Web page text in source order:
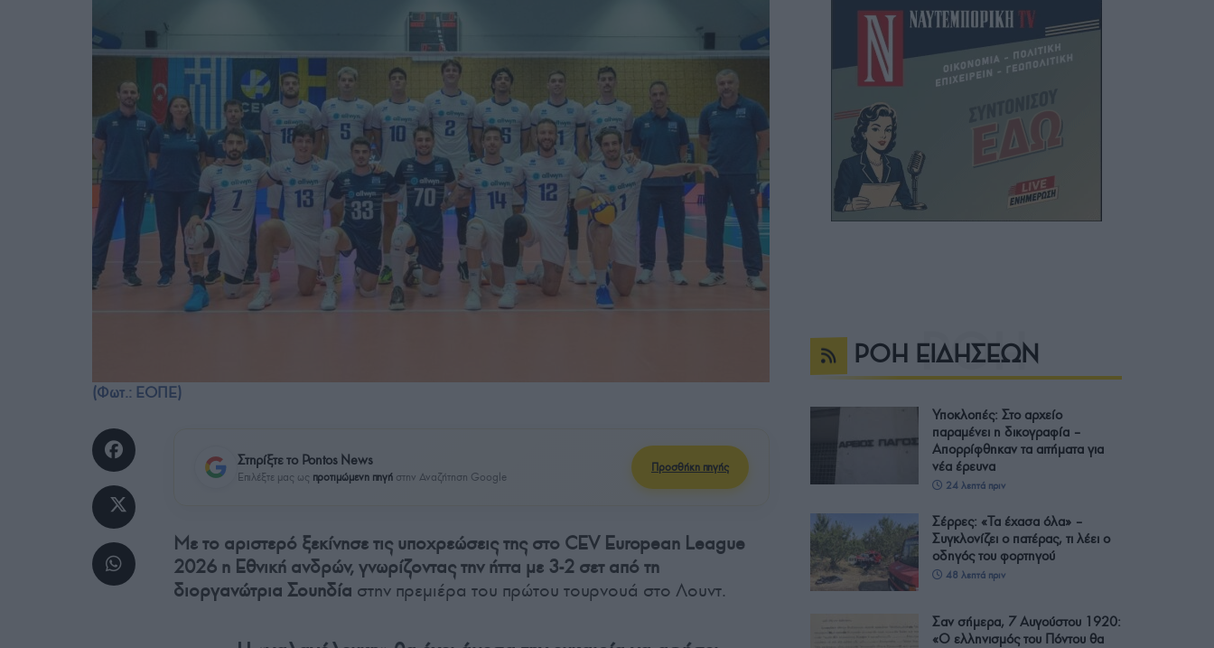
(Φωτ.: ΕΟΠΕ)
Στηρίξτε το Pontos News
Επιλέξτε μας ως προτιμώμενη πηγή στην Αναζήτηση Google
Προσθήκη πηγής
Με το αριστερό ξεκίνησε τις υποχρεώσεις της στο CEV European League
2026 η Εθνική ανδρών, γνωρίζοντας την ήττα με 3-2 σετ από τη
διοργανώτρια Σουηδία στην πρεμιέρα του πρώτου τουρνουά στο Λουντ.
ΡΟΗ ΕΙΔΗΣΕΩΝ
Υποκλοπές: Στο αρχείο
παραμένει η δικογραφία –
Απορρίφθηκαν τα αιτήματα για
νέα έρευνα
24 λεπτά πριν
Σέρρες: «Τα έχασα όλα» –
Συγκλονίζει ο πατέρας, τι λέει ο
οδηγός του φορτηγού
48 λεπτά πριν
Σαν σήμερα, 7 Αυγούστου 1920:
«Ο ελληνισμός του Πόντου θα